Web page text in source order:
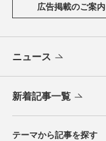
広告掲載のご案内
ニュース
新着記事一覧
テーマから記事を探す